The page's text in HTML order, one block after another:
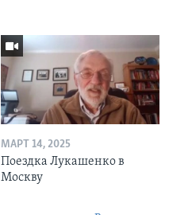
МАРТ 14, 2025
Поездка Лукашенко в
Москву